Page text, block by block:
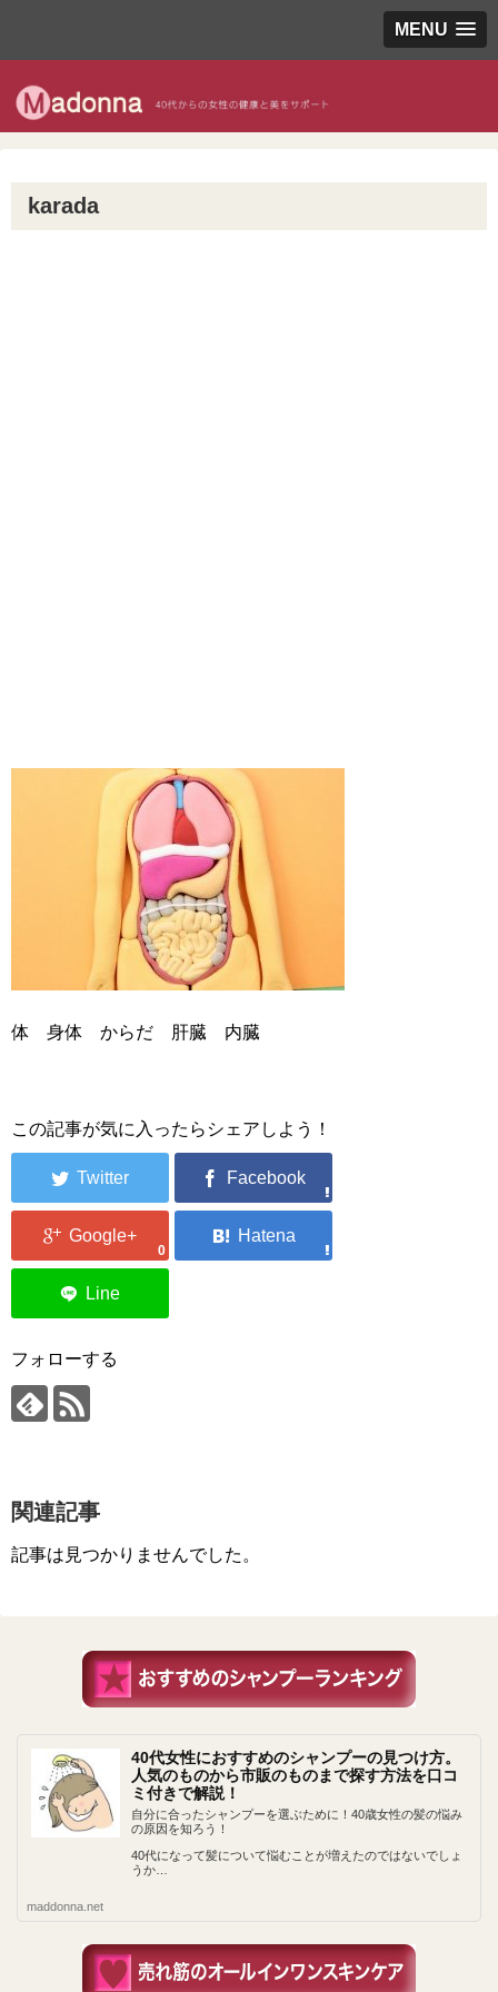
MENU
karada
体 身体 からだ 肝臓 内臓
この記事が気に入ったらシェアしよう！
0
フォローする
関連記事
記事は見つかりませんでした。
40代女性におすすめのシャンプーの見つけ方。
人気のものから市販のものまで探す方法を口コ
ミ付きで解説！
自分に合ったシャンプーを選ぶために！40歳女性の髪の悩み
の原因を知ろう！
40代になって髪について悩むことが増えたのではないでしょ
うか…
maddonna.net